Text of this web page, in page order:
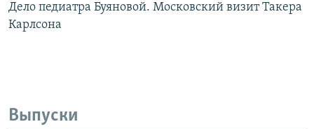
Дело педиатра Буяновой. Московский визит Такера
Карлсона
Выпуски